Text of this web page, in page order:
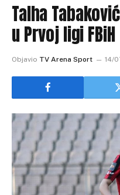
Talha
u Prvoj ligi FBiH
Objavio TV Arena Sport 14/